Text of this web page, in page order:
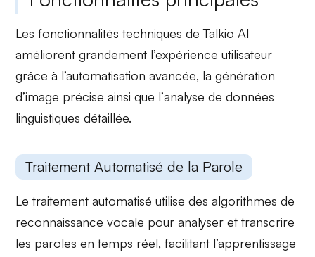
Les fonctionnalités techniques de Talkio AI
améliorent grandement l’expérience utilisateur
grâce à l’automatisation avancée, lagénération
d’image précise ainsi que l’analyse de données
linguistiques détaillée.
Traitement Automatisé de la Parole
Letraitement automatisé utilise des algorithmes de
reconnaissance vocale pour analyser et transcrire
les paroles en temps réel, facilitant l’apprentissage